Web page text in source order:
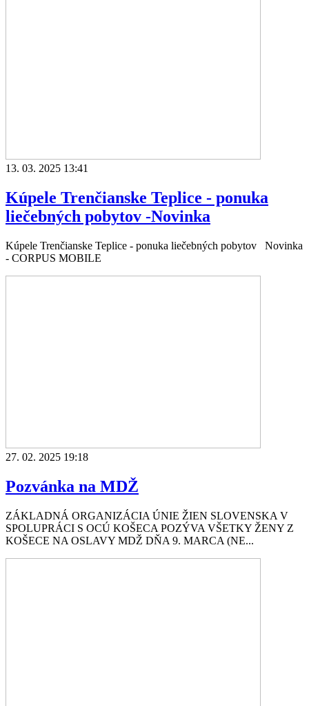
13. 03. 2025 13:41
Kúpele Trenčianske Teplice - ponuka
liečebných pobytov -Novinka
Kúpele Trenčianske Teplice - ponuka liečebných pobytov Novinka
- CORPUS MOBILE
27. 02. 2025 19:18
Pozvánka na MDŽ
ZÁKLADNÁ ORGANIZÁCIA ÚNIE ŽIEN SLOVENSKA V
SPOLUPRÁCI S OCÚ KOŠECA POZÝVA VŠETKY ŽENY Z
KOŠECE NA OSLAVY MDŽ DŇA 9. MARCA (NE...